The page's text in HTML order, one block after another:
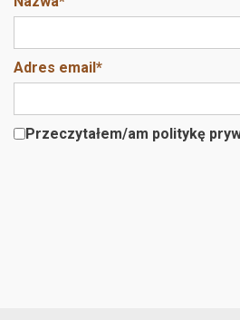
Adres email*
Przeczytałem/am politykę